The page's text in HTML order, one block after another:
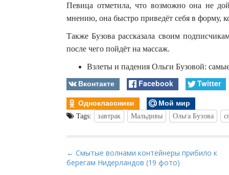
Певица отметила, что возможно она не
мнению, она быстро приведёт себя в форму,
Также Бузова рассказала своим
после чего пойдёт на массаж.
Взлеты и падения Ольги Бузовой:
Вконтакте Facebook
Twitter
Одноклассники
Мой мир
Tags: завтрак Мальдивы Ольга Бузова
P
o
← Смытые волнами контейнеры прибило к
берегам Нидерландов (19 фото)